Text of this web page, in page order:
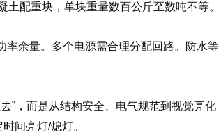
配重块，单块重量数百公斤至数吨不等。
率余量。多个电源需合理分配回路。防水等
”，而是从结构安全、电气规范到视觉亮化
间亮灯/熄灯。